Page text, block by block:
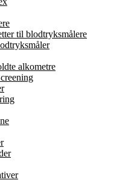
til blodtryksmålere
alkometre